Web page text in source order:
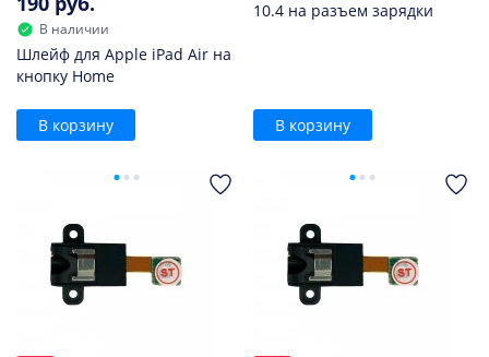
В наличии
Шлейф для Apple iPad Air на
кнопку Home
В корзину
10.4 на разъем зарядки
В корзину